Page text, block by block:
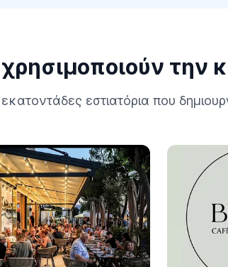
εκατοντάδες εστιατόρια που